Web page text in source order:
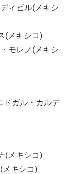
ィビル(メキシ
(メキシコ)
モレノ(メキシ
ガル・カルデ
(メキシコ)
キシコ)